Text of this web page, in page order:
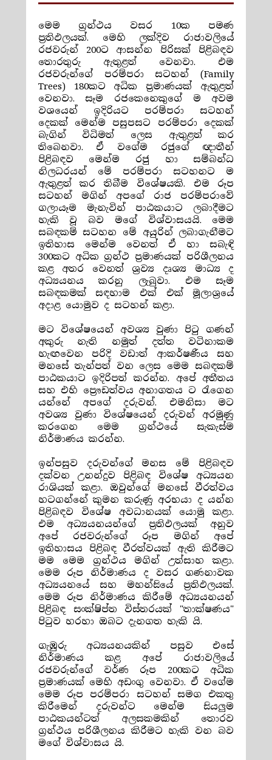
මෙම ග්‍රන්ථය වසර 10ක පමණ
ප්‍රතිඵලයක්. මෙහි ලක්දිව රාජාවලියේ
රජවරුන් 200ට ආසන්න පිරිසක් පිළිබඳව
තොරතුරු ඇතුළත් වෙනවා. එම
රජවරුන්ගේ පරම්පරා සටහන් (Family
Trees) 180කට අධික ප්‍රමාණයක් ඇතුළත්
වෙනවා. සෑම රජකෙනෙකුගේ ම අවම
වශයෙන් ඉදිරියට පරම්පරා සටහන්
දෙකක් මෙන්ම පසුපසට පරම්පරා දෙකක්
බැගින් විධිමත් ලෙස ඇතුළත් කර
තිබෙනවා. ඒ වගේම රජුගේ ඥාතීන්
පිළිබඳව මෙන්ම රජු හා සම්බන්ධ
නිලධරයන් මේ පරම්පරා සටහනට ම
ඇතුළත් කර තිබීම විශේෂයකි. එම රූප
සටහන් මගින් අපගේ රාජ පරම්පරාවේ
ගලායෑම මැනැවින් පාඨකයාට ලබාදීමට
හැකි වූ බව මගේ විශ්වාසයයි. මෙම
සබඳකම් සටහන මේ අයුරින් ලබාගැනීමට
ඉතිහාස මෙන්ම වෙනත් ඒ හා සබැඳි
300කට අධික ග්‍රන්ථ ප්‍රමාණයක් පරිශීලනය
කළ අතර වෙනත් ශ්‍රව්‍ය දෘශ්‍ය මාධ්‍ය ද
අධ්‍යයනය කරනු ලැබුවා. එම සෑම
සබඳකමක් සඳහාම එක් එක් මූලාශ්‍රයේ
අදාළ යොමුව ද සටහන් කළා.
මට විශේෂයෙන් අවශ්‍ය වුණා පිටු ගණන්
අකුරු නැති නමුත් දත්ත වටිනාකම
හැඟවෙන පරිදි වඩාත් ආකර්ෂණීය සහ
මනසේ තැන්පත් වන ලෙස මෙම සබඳකම්
පාඨකයාට ඉදිරිපත් කරන්න. අපේ අතීතය
සහ එහි ප්‍රෞඩත්වය අනාගතය ට රැගෙන
යන්නේ අපගේ දරුවන්. එමනිසා මට
අවශ්‍ය වුණා විශේෂයෙන් දරුවන් අරමුණු
කරගෙන මෙම ග්‍රන්ථයේ සැකැස්ම
නිර්මාණය කරන්න.
ඉන්පසුව දරුවන්ගේ මනස මේ පිළිබඳව
දක්වන උනන්දුව පිළිබඳ විශේෂ අධ්‍යයන
රාශියක් කළා. ඔවුන්ගේ මනසේ වීරත්වය
හටගන්නේ කුමන කරුණු අරභයා ද යන්න
පිළිබඳව විශේෂ අවධානයක් යොමු කළා.
එම අධ්‍යයනයන්ගේ ප්‍රතිඵලයක් අනුව
අපේ රජවරුන්ගේ රූප මගින් අපේ
ඉතිහාසය පිළිබඳ වීරත්වයක් ඇති කිරීමට
මම මෙම ග්‍රන්ථය මගින් උත්සාහ කළා.
මෙම රූප නිර්මාණය ද වසර ගණනාවක
අධ්‍යයනයේ සහ මහන්සියේ ප්‍රතිඵලයක්.
මෙම රූප නිර්මාණය කිරීමේ අධ්‍යයනයන්
පිළිබඳ සංක්ෂිප්ත විස්තරයක් "තාක්ෂණය"
පිටුව හරහා ඔබට දැනගත හැකි යි.
ගැඹුරු අධ්‍යයනයකින් පසුව එසේ
නිර්මාණය කළ අපේ රාජාවලියේ
රජවරුන්ගේ වර්ණ රූප 200කට අධික
ප්‍රමාණයක් මෙහි අඩංගු වෙනවා. ඒ වගේම
මෙම රූප පරම්පරා සටහන් සමග එකතු
කිරීමෙන් දරුවන්ට මෙන්ම සියලුම
පාඨකයන්ටත් අලසකමකින් තොරව
ග්‍රන්ථය පරිශීලනය කිරීමට හැකි වන බව
මගේ විශ්වාසය යි.